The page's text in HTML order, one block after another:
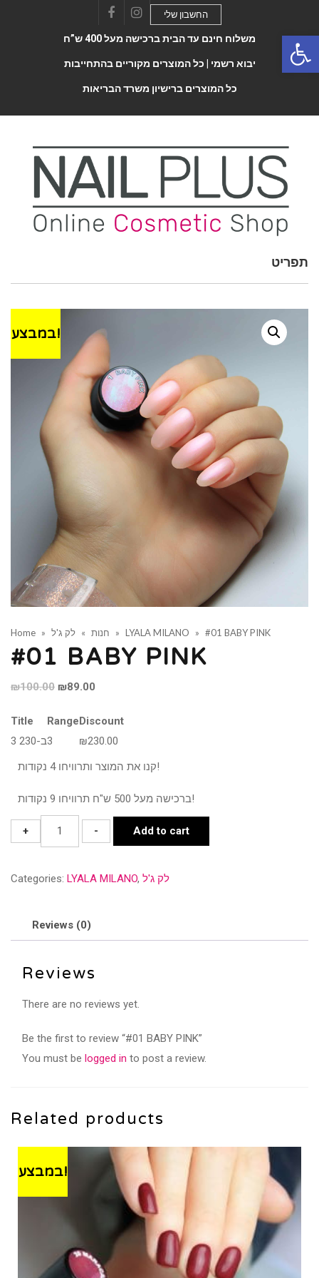
FacebookInstagram
החשבון שלי
משלוח חינם עד הבית ברכישה מעל 400 ש”ח
יבוא רשמי | כל המוצרים מקוריים בהתחייבות
כל המוצרים ברישיון משרד הבריאות
Toggle
תפריט
במבצע!
Home » חנות » לק ג'ל » LYALA MILANO » #01 BABY PINK
#01 BABY PINK
₪100.00 Original
was:
₪100.00.
₪89.00
is:
₪89.00.
Title RangeDiscount
3 ב-2303 ₪230.00
קנו את המוצר ותרוויחו 4 נקודות!
ברכישה מעל 500 ש"ח תרוויחו 9 נקודות!
+
#01
BABY
quantity
- Add to cart
Categories: LYALA MILANO, לק ג'ל
Reviews (0)
Reviews
There are no reviews yet.
Be the first to review “#01 BABY PINK”
You must be logged in to post a review.
Related products
במבצע!